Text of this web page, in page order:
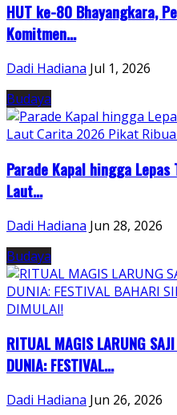
HUT ke-80 Bhayangkara,
Komitmen...
Dadi Hadiana Jul 1, 2026
Budaya
Parade Kapal hingga
Laut...
Dadi Hadiana Jun 28, 2026
Budaya
RITUAL MAGIS LARUNG
DUNIA: FESTIVAL...
Dadi Hadiana Jun 26, 2026